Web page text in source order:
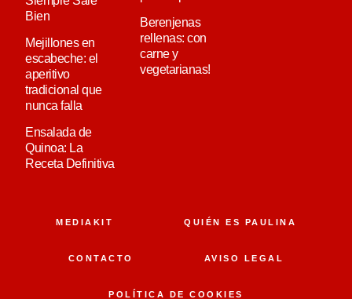
Bien
Mejillones en
escabeche: el
aperitivo
tradicional que
nunca falla
Ensalada de
Quinoa: La
Receta Definitiva
Berenjenas
rellenas: con
carne y
vegetarianas!
MEDIAKIT QUIÉN ES PAULINA
CONTACTO AVISO LEGAL
POLÍTICA DE COOKIES